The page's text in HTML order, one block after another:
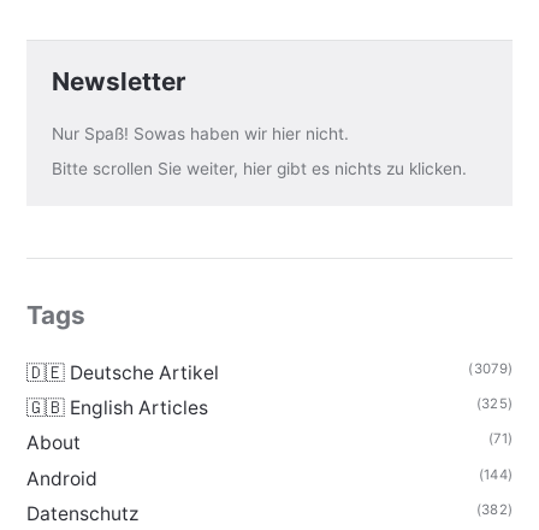
Newsletter
Nur Spaß! Sowas haben wir hier nicht.
Bitte scrollen Sie weiter, hier gibt es nichts zu klicken.
Tags
🇩🇪 Deutsche Artikel (3079)
🇬🇧 English Articles (325)
About (71)
Android (144)
Datenschutz (382)